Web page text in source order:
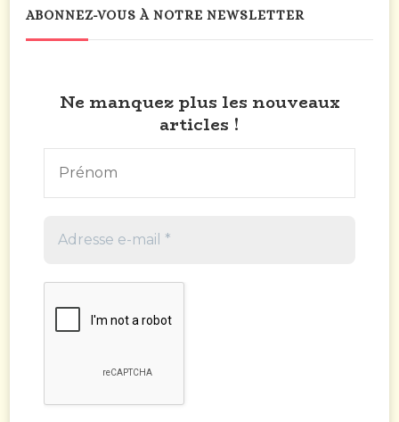
ABONNEZ-VOUS À NOTRE NEWSLETTER
Ne manquez plus les nouveaux
articles !